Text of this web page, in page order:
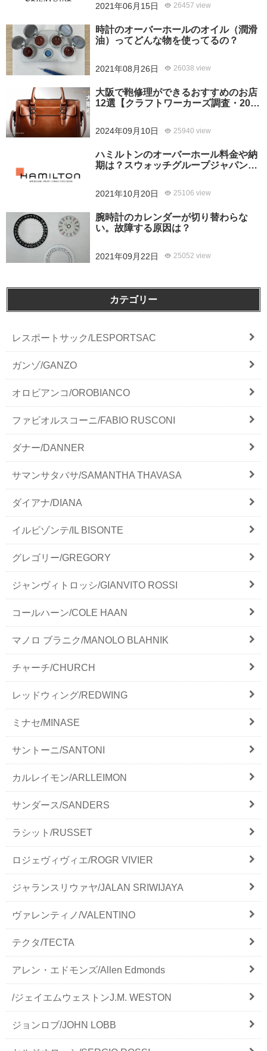
2021年06月15日 26457 view
時計のオーバーホールのオイル（潤滑
油）ってどんな物を使ってるの？
2021年08月26日 26038 view
大阪で鞄修理ができるおすすめのお店
12選【クラフトワーカーズ調査・2026
2024年09月10日 25940 view
ハミルトンのオーバーホール料金や納
期は？スウォッチグループジャパンと
2021年10月20日 25106 view
腕時計のカレンダーが切り替わらな
い。故障する原因は？
2021年09月22日 25052 view
カテゴリー
レスポートサック/LESPORTSAC
ガンゾ/GANZO
オロビアンコ/OROBIANCO
ファビオルスコーニ/FABIO RUSCONI
ダナー/DANNER
サマンサタバサ/SAMANTHA THAVASA
ダイアナ/DIANA
イルビゾンテ/IL BISONTE
グレゴリー/GREGORY
ジャンヴィトロッシ/GIANVITO ROSSI
コールハーン/COLE HAAN
マノロ ブラニク/MANOLO BLAHNIK
チャーチ/CHURCH
レッドウィング/REDWING
ミナセ/MINASE
サントーニ/SANTONI
カルレイモン/ARLLEIMON
サンダース/SANDERS
ラシット/RUSSET
ロジェヴィヴィエ/ROGR VIVIER
ジャランスリウァヤ/JALAN SRIWIJAYA
ヴァレンティノ/VALENTINO
テクタ/TECTA
アレン・エドモンズ/Allen Edmonds
/ジェイエムウェストンJ.M. WESTON
ジョンロブ/JOHN LOBB